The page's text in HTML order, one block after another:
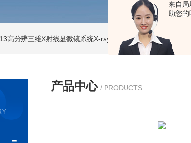
来自局
助您的
高分辨三维X射线显微镜系统X-ray CT ISD-NI-RX85-G13CT
产品中心 / PRODUCTS